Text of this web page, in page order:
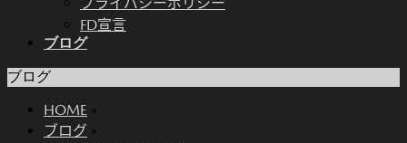
プライバシーポリシー
FD宣言
ブログ
ブログ
HOME »
ブログ »